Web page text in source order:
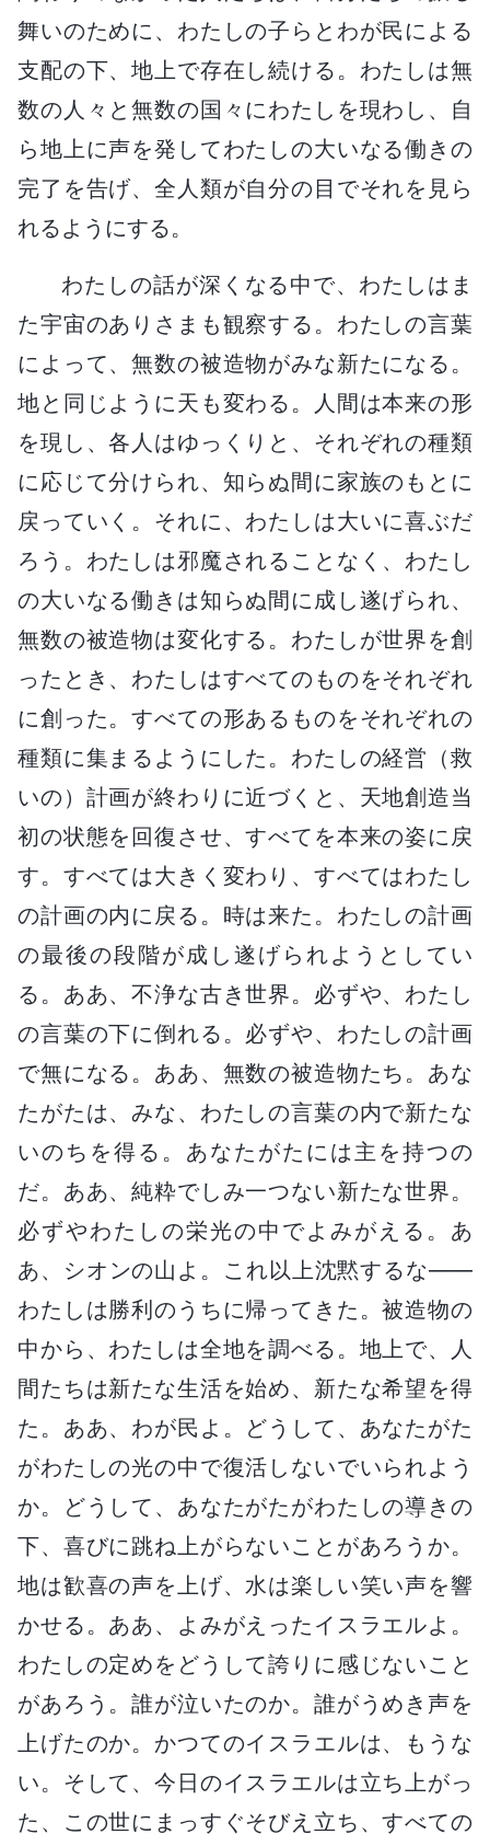
舞いのために、わたしの子らとわが民による
支配の下、地上で存在し続ける。わたしは無
数の人々と無数の国々にわたしを現わし、自
ら地上に声を発してわたしの大いなる働きの
完了を告げ、全人類が自分の目でそれを見ら
れるようにする。
わたしの話が深くなる中で、わたしはま
た宇宙のありさまも観察する。わたしの言葉
によって、無数の被造物がみな新たになる。
地と同じように天も変わる。人間は本来の形
を現し、各人はゆっくりと、それぞれの種類
に応じて分けられ、知らぬ間に家族のもとに
戻っていく。それに、わたしは大いに喜ぶだ
ろう。わたしは邪魔されることなく、わたし
の大いなる働きは知らぬ間に成し遂げられ、
無数の被造物は変化する。わたしが世界を創
ったとき、わたしはすべてのものをそれぞれ
に創った。すべての形あるものをそれぞれの
種類に集まるようにした。わたしの経営（救
いの）計画が終わりに近づくと、天地創造当
初の状態を回復させ、すべてを本来の姿に戻
す。すべては大きく変わり、すべてはわたし
の計画の内に戻る。時は来た。わたしの計画
の最後の段階が成し遂げられようとしてい
る。ああ、不浄な古き世界。必ずや、わたし
の言葉の下に倒れる。必ずや、わたしの計画
で無になる。ああ、無数の被造物たち。あな
たがたは、みな、わたしの言葉の内で新たな
いのちを得る。あなたがたには主を持つの
だ。ああ、純粋でしみ一つない新たな世界。
必ずやわたしの栄光の中でよみがえる。あ
あ、シオンの山よ。これ以上沈黙するな――
わたしは勝利のうちに帰ってきた。被造物の
中から、わたしは全地を調べる。地上で、人
間たちは新たな生活を始め、新たな希望を得
た。ああ、わが民よ。どうして、あなたがた
がわたしの光の中で復活しないでいられよう
か。どうして、あなたがたがわたしの導きの
下、喜びに跳ね上がらないことがあろうか。
地は歓喜の声を上げ、水は楽しい笑い声を響
かせる。ああ、よみがえったイスラエルよ。
わたしの定めをどうして誇りに感じないこと
があろう。誰が泣いたのか。誰がうめき声を
上げたのか。かつてのイスラエルは、もうな
い。そして、今日のイスラエルは立ち上がっ
た、この世にまっすぐそびえ立ち、すべての